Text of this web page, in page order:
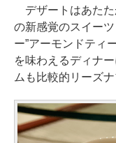
デザートはあたた
の新感覚のスイーツ
ー”アーモンドティ
を味わえるディナ
ムも比較的リーズ